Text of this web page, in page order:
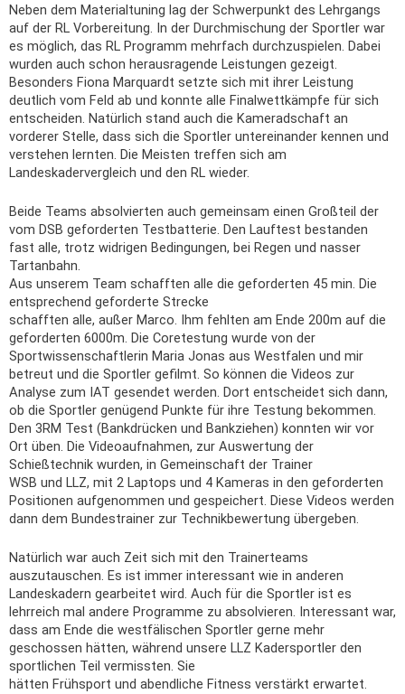
Neben dem Materialtuning lag der Schwerpunkt des Lehrgangs
auf der RL Vorbereitung. In der Durchmischung der Sportler war
es möglich, das RL Programm mehrfach durchzuspielen. Dabei
wurden auch schon herausragende Leistungen gezeigt.
Besonders Fiona Marquardt setzte sich mit ihrer Leistung
deutlich vom Feld ab und konnte alle Finalwettkämpfe für sich
entscheiden. Natürlich stand auch die Kameradschaft an
vorderer Stelle, dass sich die Sportler untereinander kennen und
verstehen lernten. Die Meisten treffen sich am
Landeskadervergleich und den RL wieder.
Beide Teams absolvierten auch gemeinsam einen Großteil der
vom DSB geforderten Testbatterie. Den Lauftest bestanden
fast alle, trotz widrigen Bedingungen, bei Regen und nasser
Tartanbahn.
Aus unserem Team schafften alle die geforderten 45 min. Die
entsprechend geforderte Strecke
schafften alle, außer Marco. Ihm fehlten am Ende 200m auf die
geforderten 6000m. Die Coretestung wurde von der
Sportwissenschaftlerin Maria Jonas aus Westfalen und mir
betreut und die Sportler gefilmt. So können die Videos zur
Analyse zum IAT gesendet werden. Dort entscheidet sich dann,
ob die Sportler genügend Punkte für ihre Testung bekommen.
Den 3RM Test (Bankdrücken und Bankziehen) konnten wir vor
Ort üben. Die Videoaufnahmen, zur Auswertung der
Schießtechnik wurden, in Gemeinschaft der Trainer
WSB und LLZ, mit 2 Laptops und 4 Kameras in den geforderten
Positionen aufgenommen und gespeichert. Diese Videos werden
dann dem Bundestrainer zur Technikbewertung übergeben.
Natürlich war auch Zeit sich mit den Trainerteams
auszutauschen. Es ist immer interessant wie in anderen
Landeskadern gearbeitet wird. Auch für die Sportler ist es
lehrreich mal andere Programme zu absolvieren. Interessant war,
dass am Ende die westfälischen Sportler gerne mehr
geschossen hätten, während unsere LLZ Kadersportler den
sportlichen Teil vermissten. Sie
hätten Frühsport und abendliche Fitness verstärkt erwartet.